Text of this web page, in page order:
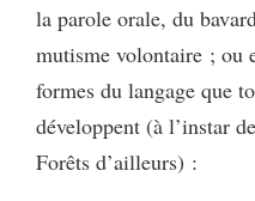
la parole orale, du
mutisme volontaire ; ou
formes du langage que
développent (à l’instar
Forêts d’ailleurs) :